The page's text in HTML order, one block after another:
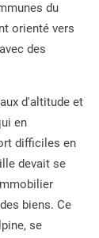
du
orienté vers
des
d'altitude et
en
difficiles en
devait se
biens. Ce
se